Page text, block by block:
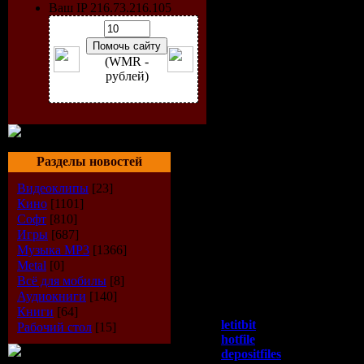
Ваш IP 216.73.216.105
(WMR -
рублей)
Разделы новостей
Видеоклипы [23]
Кино [1101]
Софт [810]
Игры [687]
Музыка МР3 [1366]
Metal [0]
Всё для мобилы [8]
Аудиокниги [140]
Книги [64]
Рабочий стол [15]
letitbit
hotfile
depositfiles